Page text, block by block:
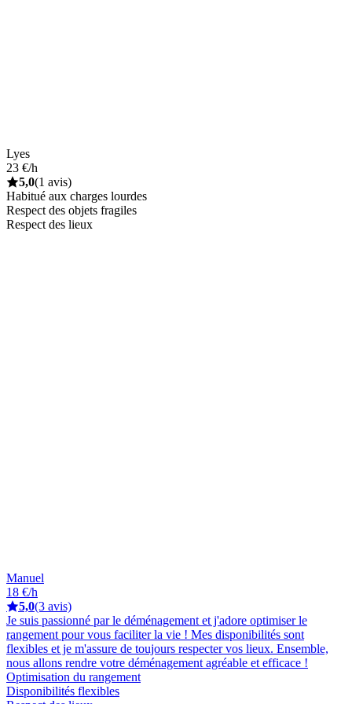
Lyes
23 €/h
5,0(1 avis)
Habitué aux charges lourdes
Respect des objets fragiles
Respect des lieux
Manuel
18 €/h
5,0(3 avis)
Je suis passionné par le déménagement et j'adore optimiser le
rangement pour vous faciliter la vie ! Mes disponibilités sont
flexibles et je m'assure de toujours respecter vos lieux. Ensemble,
nous allons rendre votre déménagement agréable et efficace !
Optimisation du rangement
Disponibilités flexibles